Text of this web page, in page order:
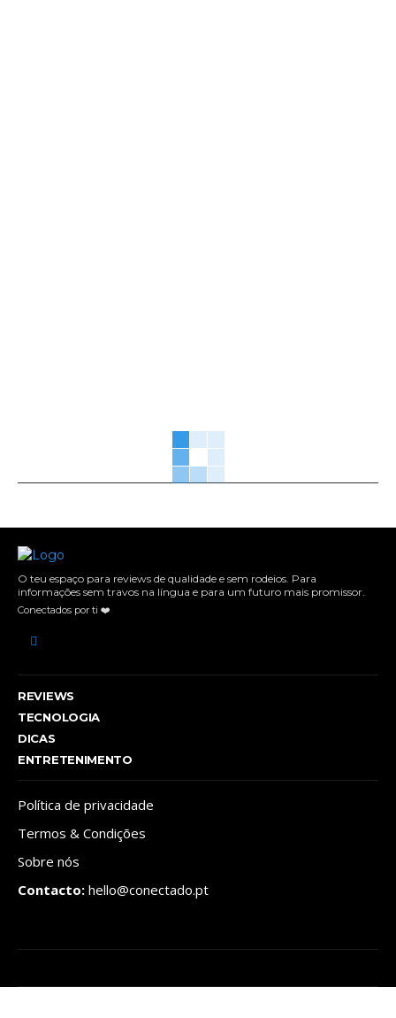
O teu espaço para reviews de qualidade e sem rodeios. Para
informações sem travos na língua e para um futuro mais promissor.
Conectados por ti ❤️
REVIEWS
TECNOLOGIA
DICAS
ENTRETENIMENTO
Política de privacidade
Termos & Condições
Sobre nós
Contacto: hello@conectado.pt